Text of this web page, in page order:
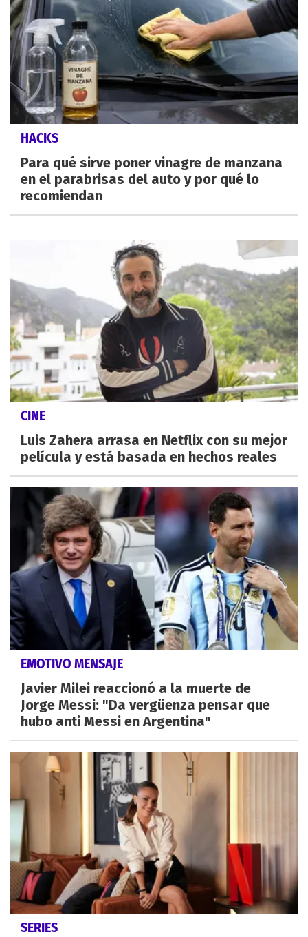
HACKS
Para qué sirve poner vinagre de manzana
en el parabrisas del auto y por qué lo
recomiendan
CINE
Luis Zahera arrasa en Netflix con su mejor
película y está basada en hechos reales
EMOTIVO MENSAJE
Javier Milei reaccionó a la muerte de
Jorge Messi: "Da vergüenza pensar que
hubo anti Messi en Argentina"
SERIES